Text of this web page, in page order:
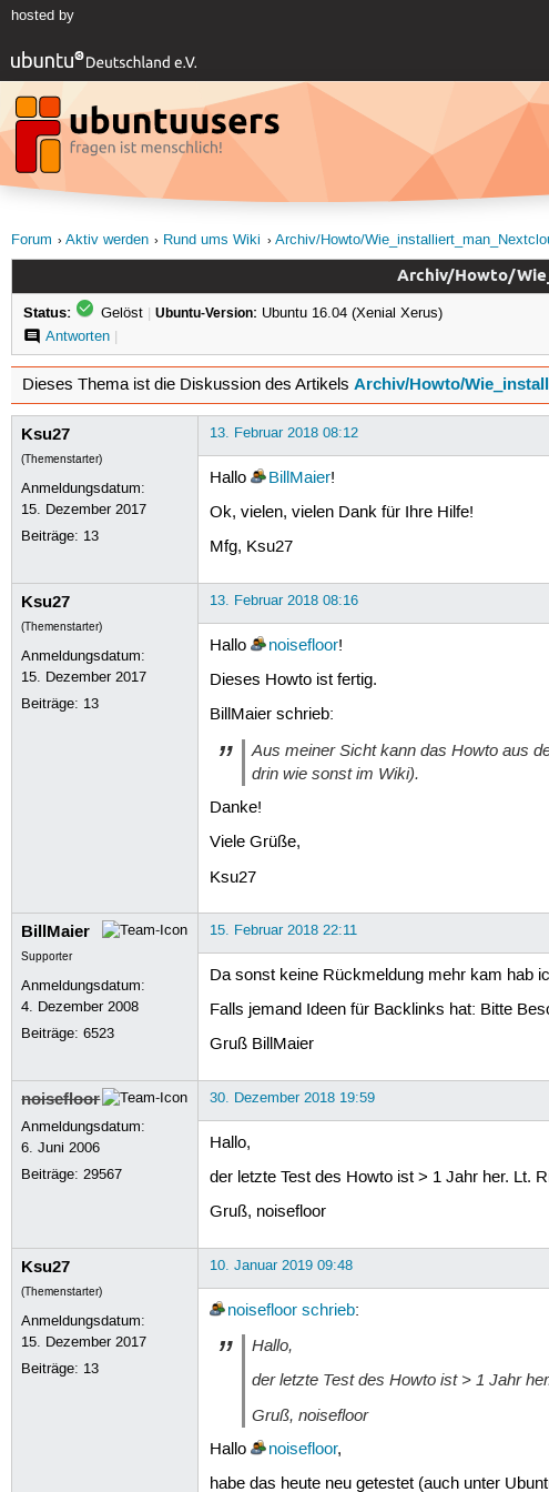
hosted by
Forum
Aktiv werden Rund ums Wiki Archiv/Howto/
Archiv/Howto/
Status: Gelöst | Ubuntu-Version: Ubuntu 16.04 (Xenial Xerus)
Antworten|
Dieses Thema ist die Diskussion des Artikels Archiv/Howto/
Ksu27
(Themenstarter)
Anmeldungsdatum:
15. Dezember 2017
Beiträge: 13
13. Februar 2018 08:12
Hallo BillMaier!
Ok, vielen, vielen Dank für Ihre Hilfe!
Mfg, Ksu27
Ksu27
(Themenstarter)
Anmeldungsdatum:
15. Dezember 2017
Beiträge: 13
13. Februar 2018 08:16
Hallo noisefloor!
Dieses Howto ist fertig.
BillMaier schrieb:
Aus meiner Sicht kann das Howto aus
drin wie sonst im Wiki).
Danke!
Viele Grüße,
Ksu27
BillMaier
Supporter
Anmeldungsdatum:
4. Dezember 2008
Beiträge:6523
15. Februar 2018 22:11
Da sonst keine Rückmeldung mehr kam hab
Falls jemand Ideen für Backlinks hat: Bitte
Gruß BillMaier
noisefloor
Anmeldungsdatum:
6. Juni 2006
Beiträge:29567
30. Dezember 2018 19:59
Hallo,
der letzte Test des Howto ist > 1 Jahr her. Lt.
Gruß, noisefloor
Ksu27
(Themenstarter)
Anmeldungsdatum:
15. Dezember 2017
Beiträge: 13
10. Januar 2019 09:48
noisefloor schrieb:
Hallo,
der letzte Test des Howto ist > 1 Jahr
Gruß, noisefloor
Hallo noisefloor,
habe das heute neu getestet (auch unter